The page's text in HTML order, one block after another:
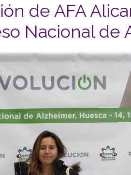
de AFA
Nacional de